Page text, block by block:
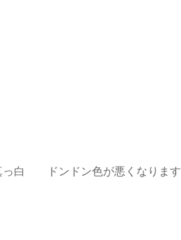
白 ドンドン色が悪くなります